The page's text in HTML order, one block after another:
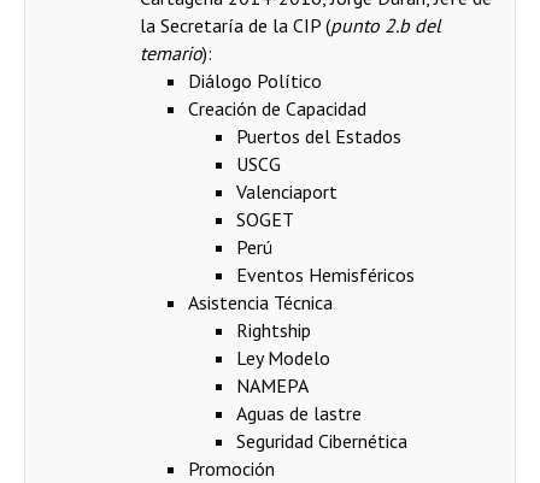
la Secretaría de la CIP (punto 2.b del
temario):
Diálogo Político
Creación de Capacidad
Puertos del Estados
USCG
Valenciaport
SOGET
Perú
Eventos Hemisféricos
Asistencia Técnica
Rightship
Ley Modelo
NAMEPA
Aguas de lastre
Seguridad Cibernética
Promoción